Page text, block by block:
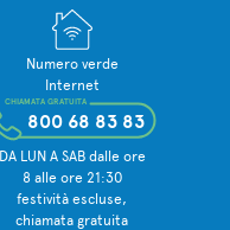
Numero verde
Internet
800 68 83 83
CHIAMATA GRATUITA
DA LUN A SAB dalle ore
8 alle ore 21:30
festività escluse,
chiamata gratuita